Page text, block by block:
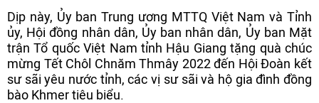
Dịp này, Ủy ban Trung ương MTTQ Việt Nam và Tỉnh
ủy, Hội đồng nhân dân, Ủy ban nhân dân, Ủy ban Mặt
trận Tổ quốc Việt Nam tỉnh Hậu Giang tặng quà chúc
mừng Tết Chôl Chnăm Thmây 2022 đến Hội Đoàn kết
sư sãi yêu nước tỉnh, các vị sư sãi và hộ gia đình đồng
bào Khmer tiêu biểu.